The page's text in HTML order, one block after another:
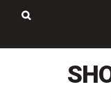
Saltar
navegación
Ir
contenido